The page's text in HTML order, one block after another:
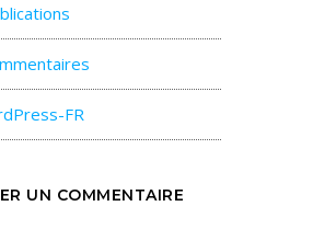
FR
UN COMMENTAIRE